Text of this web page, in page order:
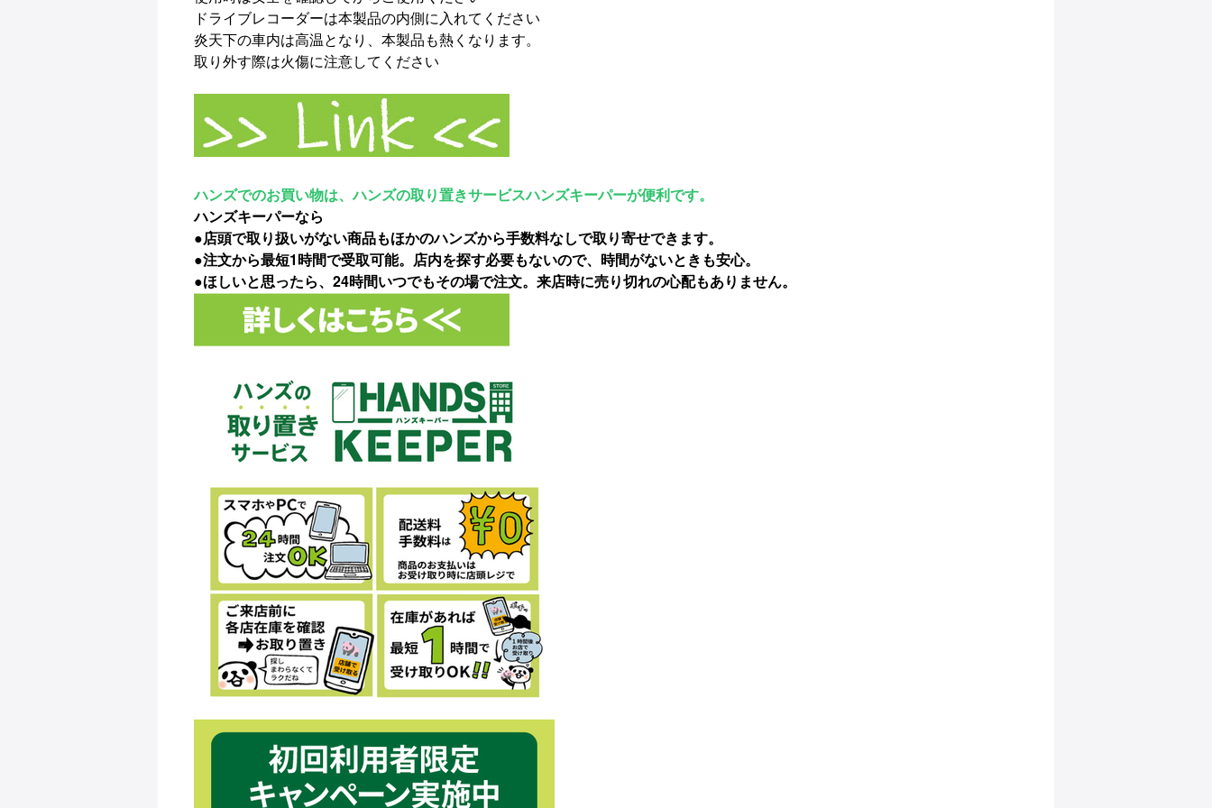
ドライブレコーダーは本製品の内側に入れてください
炎天下の車内は高温となり、本製品も熱くなります。
取り外す際は火傷に注意してください
ハンズでのお買い物は、ハンズの取り置きサービスハンズキーパーが便利です。
ハンズキーパーなら
●店頭で取り扱いがない商品もほかのハンズから手数料なしで取り寄せできます。
●注文から最短1時間で受取可能。店内を探す必要もないので、時間がないときも安心。
●ほしいと思ったら、24時間いつでもその場で注文。来店時に売り切れの心配もありません。